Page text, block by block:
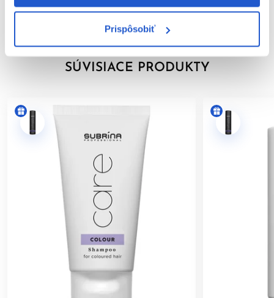
Prispôsobiť
Použitie:Použite po No-Yellow šampóne. Noste jednorazové
rukavice. Naneste na uterákom vysušené vlasy, vmasírujte a
rozčešte. Nechajte pôsobiť 3 až 5 minút a opláchnite.
Hodnotenia
SÚVISIACE PRODUKTY